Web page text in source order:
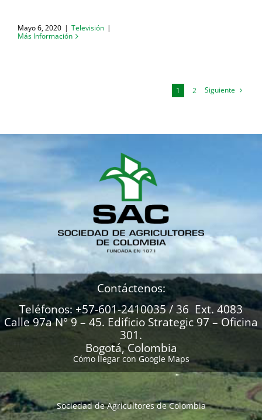
Mayo 6, 2020 | Televisión |
Más Información
1 2 Siguiente
Contáctenos:
Teléfonos: +57-601-2410035 / 36 Ext. 4083
Calle 97a N° 9 – 45. Edificio Strategic 97 – Oficina
301.
Bogotá, Colombia
Cómo llegar con Google Maps
Sociedad de Agricultores de Colombia